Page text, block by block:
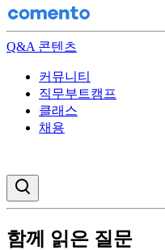
Q&A 콘텐츠
커뮤니티
직무부트캠프
클래스
채용
함께 읽은 질문